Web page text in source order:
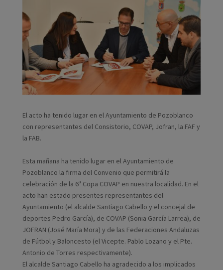
El acto ha tenido lugar en el Ayuntamiento de Pozoblanco
con representantes del Consistorio, COVAP, Jofran, la FAF y
la FAB.
Esta mañana ha tenido lugar en el Ayuntamiento de
Pozoblanco la firma del Convenio que permitirá la
celebración de la 6ª Copa COVAP en nuestra localidad. En el
acto han estado presentes representantes del
Ayuntamiento (el alcalde Santiago Cabello y el concejal de
deportes Pedro García), de COVAP (Sonia García Larrea), de
JOFRAN (José María Mora) y de las Federaciones Andaluzas
de Fútbol y Baloncesto (el Vicepte. Pablo Lozano y el Pte.
Antonio de Torres respectivamente).
El alcalde Santiago Cabello ha agradecido a los implicados